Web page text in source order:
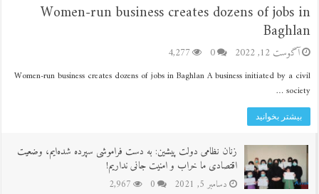
Women-run business creates dozens of jobs in
Baghlan
آگوست 12, 2022 0
4,277
Women-run business creates dozens of jobs in Baghlan A business initiated by a civil
society …
بیشتر بخوانید
زنان نظامی دولت پیشین: به دست فراموشی سپرده شده‌ایم، وضعیت
اقتصادی ما خراب و امنیت جانی نداریم!
دسامبر 5, 2021 0
2,967